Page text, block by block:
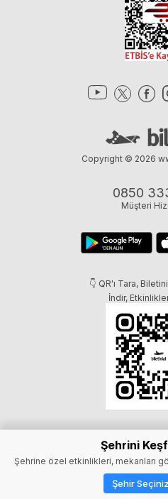
Şehrini
Şehrine özel etkinlikleri, mekanları
Şehir Seçiniz
0850
Müşteri
👇 QR'ı Tara,
İndir,
Copyright © 2026